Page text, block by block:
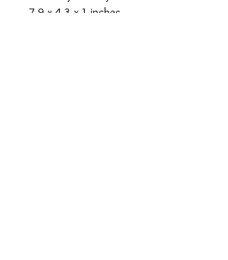
7.9 x 4.3 x 1 inches